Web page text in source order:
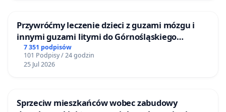
Przywróćmy leczenie dzieci z guzami mózgu i
innymi guzami litymi do Górnośląskiego
Centrum Zdrowia Dziecka w Katowicach
7 351 podpisów
101 Podpisy / 24 godzin
25 Jul 2026
Sprzeciw mieszkańców wobec zabudowy